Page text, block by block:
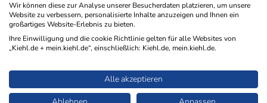
Wir können diese zur Analyse unserer Besucherdaten platzieren, um unsere
Website zu verbessern, personalisierte Inhalte anzuzeigen und Ihnen ein
großartiges Website-Erlebnis zu bieten.
Ihre Einwilligung und die cookie Richtlinie gelten für alle Websites von
„Kiehl.de + mein.kiehl.de“, einschließlich: Kiehl.de, mein.kiehl.de.
Alle akzeptieren
MEDIADATEN
WIR ÜBER UNS
ERKLÄRUNG ZUR BARRIEREFREIHEIT